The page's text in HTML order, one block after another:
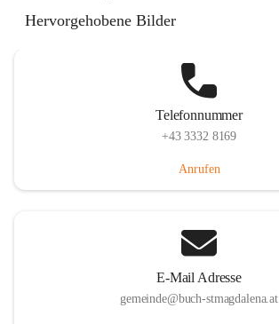
Hervorgehobene Bilder
Telefonnummer
+43 3332 8169
Anrufen
E-Mail Adresse
gemeinde@buch-stmagdalena.at